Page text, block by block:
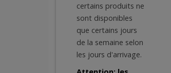
certains produits ne
sont disponibles
que certains jours
de la semaine selon
les jours d'arrivage.